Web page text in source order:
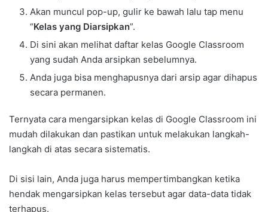
Akan muncul pop-up, gulir ke bawah lalu tap menu
“Kelas yang Diarsipkan”.
Di sini akan melihat daftar kelas Google Classroom
yang sudah Anda arsipkan sebelumnya.
Anda juga bisa menghapusnya dari arsip agar dihapus
secara permanen.
Ternyata cara mengarsipkan kelas di Google Classroom ini
mudah dilakukan dan pastikan untuk melakukan langkah-
langkah di atas secara sistematis.
Di sisi lain, Anda juga harus mempertimbangkan ketika
hendak mengarsipkan kelas tersebut agar data-data tidak
terhapus.